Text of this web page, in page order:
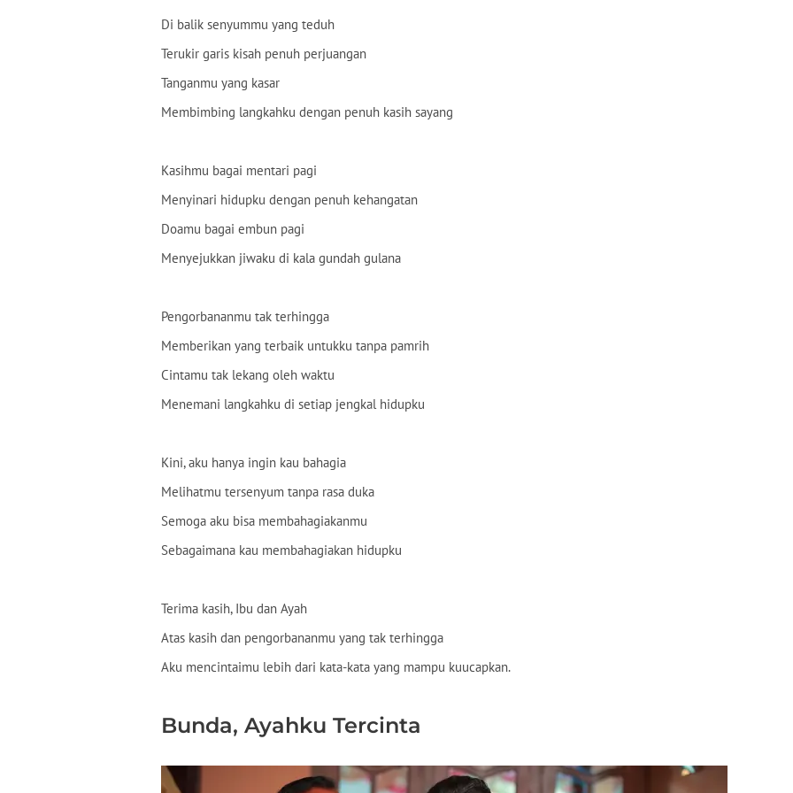
Di balik senyummu yang teduh
Terukir garis kisah penuh perjuangan
Tanganmu yang kasar
Membimbing langkahku dengan penuh kasih sayang
Kasihmu bagai mentari pagi
Menyinari hidupku dengan penuh kehangatan
Doamu bagai embun pagi
Menyejukkan jiwaku di kala gundah gulana
Pengorbananmu tak terhingga
Memberikan yang terbaik untukku tanpa pamrih
Cintamu tak lekang oleh waktu
Menemani langkahku di setiap jengkal hidupku
Kini, aku hanya ingin kau bahagia
Melihatmu tersenyum tanpa rasa duka
Semoga aku bisa membahagiakanmu
Sebagaimana kau membahagiakan hidupku
Terima kasih, Ibu dan Ayah
Atas kasih dan pengorbananmu yang tak terhingga
Aku mencintaimu lebih dari kata-kata yang mampu kuucapkan.
Bunda, Ayahku Tercinta